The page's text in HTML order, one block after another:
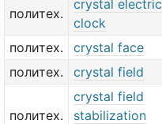
политех.
crystal electric
clock
политех. crystal face
политех.
crystal field
политех.
crystal field
stabilization